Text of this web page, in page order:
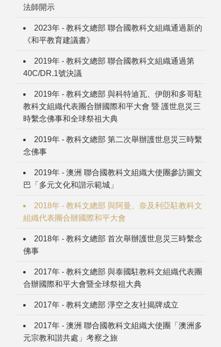
法師開示
2023年 - 教科文總部 聯合國教科文組織通過新的
《和平教育建議書》
2019年 - 教科文總部 聯合國教科文組織通過第
40C/DR.1號決議
2019年 - 教科文總部 與科特迪瓦、伊朗和多哥駐
教科文組織代表團合辦國際和平大會 暨 護世息災三
時繫念佛事和全球祭祖大典
2019年 - 教科文總部 第二次舉辦護世息災三時繫
念佛事
2019年 - 澳洲 聯合國教科文組織大使團參訪圖文
巴「多元文化和諧示範城」
2018年 - 教科文總部 與阿曼、奈及利亞駐教科文
組織代表團合辦國際和平大會
2018年 - 教科文總部 首次舉辦護世息災三時繫念
佛事
2017年 - 教科文總部 與泰國駐教科文組織代表團
合辦國際和平大會暨全球祭祖大典
2017年 - 教科文總部 淨空之友社揭牌成立
2017年 - 澳洲 聯合國教科文組織大使團「澳洲多
元宗教和諧共處」考察之旅